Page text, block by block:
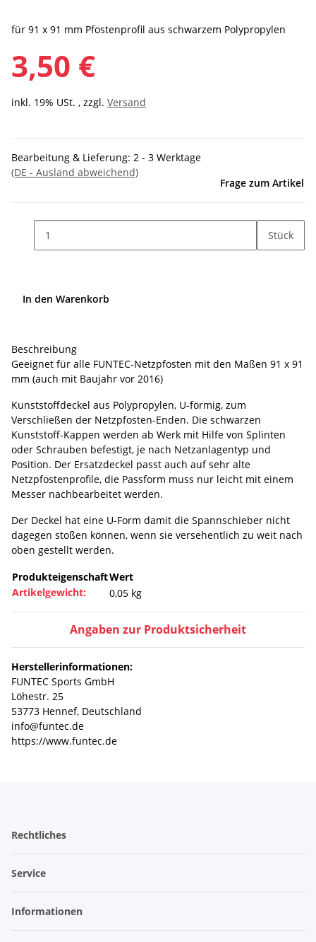
für 91 x 91 mm Pfostenprofil aus schwarzem Polypropylen
3,50 €
inkl. 19% USt. , zzgl. Versand
Bearbeitung & Lieferung: 2 - 3 Werktage
(DE - Ausland abweichend)
Frage zum Artikel
Stück
In den Warenkorb
Beschreibung
Geeignet für alle FUNTEC-Netzpfosten mit den Maßen 91 x 91
mm (auch mit Baujahr vor 2016)
Kunststoffdeckel aus Polypropylen, U-förmig, zum
Verschließen der Netzpfosten-Enden. Die schwarzen
Kunststoff-Kappen werden ab Werk mit Hilfe von Splinten
oder Schrauben befestigt, je nach Netzanlagentyp und
Position. Der Ersatzdeckel passt auch auf sehr alte
Netzpfostenprofile, die Passform muss nur leicht mit einem
Messer nachbearbeitet werden.
Der Deckel hat eine U-Form damit die Spannschieber nicht
dagegen stoßen können, wenn sie versehentlich zu weit nach
oben gestellt werden.
ProdukteigenschaftWert
Artikelgewicht:
0,05 kg
Angaben zur Produktsicherheit
Herstellerinformationen:
FUNTEC Sports GmbH
Löhestr. 25
53773 Hennef, Deutschland
info@funtec.de
https://www.funtec.de
Rechtliches
Service
Informationen